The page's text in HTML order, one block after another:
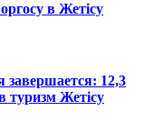
в Жетісу
12,3
туризм Жетісу